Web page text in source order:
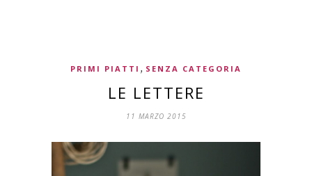
PRIMI PIATTI , SENZA CATEGORIA
LE LETTERE
11 MARZO 2015